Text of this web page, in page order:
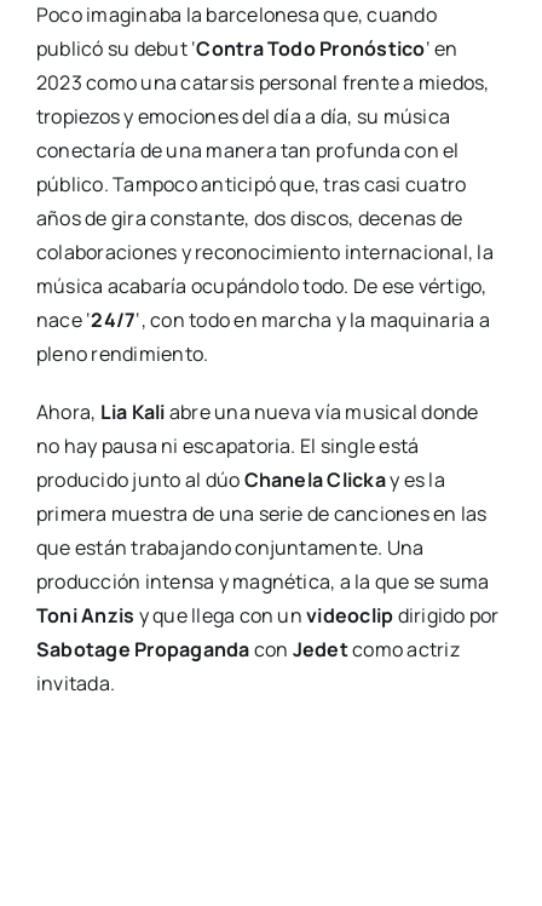
Poco imaginaba la barcelonesa que, cuando
publicó su debut ‘Contra Todo Pronóstico‘ en
2023 como una catarsis personal frente a miedos,
tropiezos y emociones del día a día, su música
conectaría de una manera tan profunda con el
público. Tampoco anticipó que, tras casi cuatro
años de gira constante, dos discos, decenas de
colaboraciones y reconocimiento internacional, la
música acabaría ocupándolo todo. De ese vértigo,
nace ‘24/7‘, con todo en marcha y la maquinaria a
pleno rendimiento.
Ahora, Lia Kaliabre una nueva vía musical donde
no hay pausa ni escapatoria. El single está
producido junto al dúoChanela Clickay es la
primera muestra de una serie de canciones en las
que están trabajando conjuntamente. Una
producción intensa y magnética, a la que se suma
Toni Anzis y que llega con unvideoclipdirigido por
Sabotage Propagandacon Jedetcomo actriz
invitada.